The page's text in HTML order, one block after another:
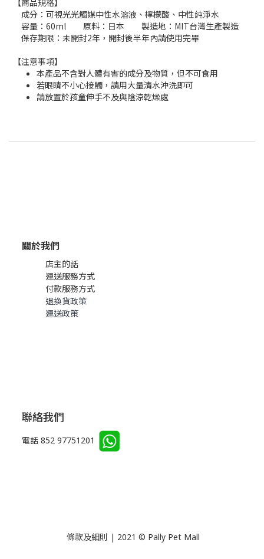
【商品規格】
成分：可視光光觸媒中性水溶液、檸檬酸、中性純淨水
容量： 60ml 原料：日本 製造地： MIT台灣生產製造
保存期限： 未開封2年，開封後半年內請使用完畢
【注意事項】
本產品不含對人體有害的成分及物質，但不可食用
若眼睛不小心接觸，請用大量清水沖洗即可
請放置於孩童伸手不及與陰涼乾燥處
關於我們
店主的話
運送服務方式
付款服務方式
退換貨政策
運送政策
聯絡我們
電話 852 97751201
條款及細則 | 2021 © Pally Pet Mall